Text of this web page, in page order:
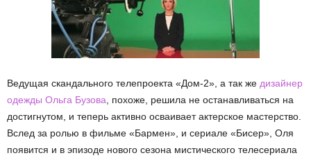
Ведущая скандального телепроекта «Дом-2», а так же дизайнер
одежды Ольга Бузова , похоже, решила не останавливаться на
достигнутом, и теперь активно осваивает актерское мастерство.
Вслед за ролью в фильме «Бармен», и сериале «Бисер», Оля
появится и в эпизоде нового сезона мистического телесериала